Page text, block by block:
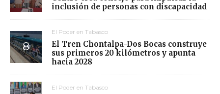
inclusión de personas con discapacidad
El Poder en Tabasco
El Tren Chontalpa-Dos Bocas construye
sus primeros 20 kilómetros y apunta
hacia 2028
El Poder en Tabasco